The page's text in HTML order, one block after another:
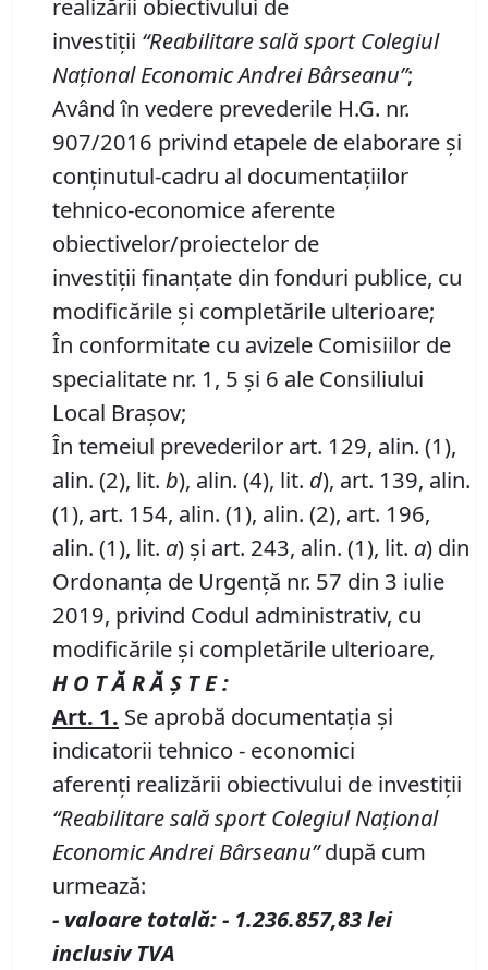
realizării obiectivului de
investiții “Reabilitare salăsport Colegiul
Național Economic Andrei Bârseanu”;
Având în vedere prevederile H.G. nr.
907/2016 privind etapele de elaborare şi
conţinutul-cadru al documentaţiilor
tehnico-economice aferente
obiectivelor/proiectelor de
investiții finanțate din fonduri publice, cu
modificările şi completările ulterioare;
În conformitate cu avizele Comisiilor de
specialitate nr. 1, 5 și 6 ale Consiliului
Local Brașov;
În temeiul prevederilor art. 129, alin. (1),
alin. (2), lit. b), alin. (4), lit. d), art. 139, alin.
(1), art. 154, alin. (1), alin. (2), art. 196,
alin. (1), lit. a) și art. 243, alin. (1), lit. a) din
Ordonanța de Urgență nr. 57 din 3 iulie
2019, privind Codul administrativ, cu
modificările și completările ulterioare,
H O T Ă R Ă Ş T E :
Art. 1. Se aprobă documentația și
indicatorii tehnico - economici
aferenți realizării obiectivului de investiții
“Reabilitare salăsport Colegiul Național
Economic Andrei Bârseanu” după cum
urmează:
- valoare totală:- 1.236.857,83lei
inclusiv TVA